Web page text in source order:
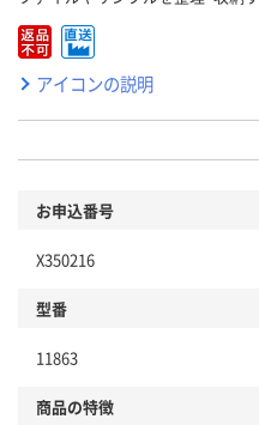
アイコンの説明
お申込番号
X350216
型番
11863
商品の特徴